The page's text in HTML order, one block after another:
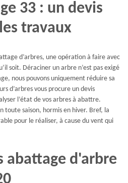
33 : un devis
travaux
d’arbres, une opération à faire avec
soit. Déraciner un arbre n’est pas exigé
nous pouvons uniquement réduire sa
d’arbres vous procure un devis
l’état de vos arbres à abattre.
toute saison, hormis en hiver. Bref, la
pour le réaliser, à cause du vent qui
abattage d'arbre